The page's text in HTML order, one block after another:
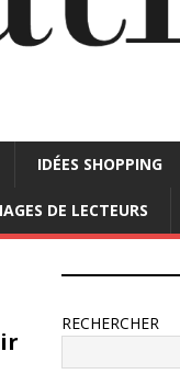
IDÉES SHOPPING
DE LECTEURS
RECHERCHER